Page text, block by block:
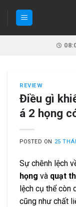
REVIEW
Điều gì
á 2 họng
POSTED ON 25
Sự chênh lệch
họng và quạt
lệch cụ thể còn
cũng như chất